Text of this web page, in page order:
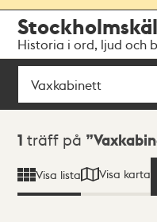
navigationen
huvudinnehållet
Historia i ord, ljud och
Sök
Sökresultat
1 träff på
Visa lista Visa karta